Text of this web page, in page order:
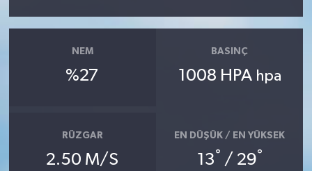
NEM
%27
BASINÇ
1008 HPA hpa
RÜZGAR
2.50 M/S
EN DÜŞÜK / EN YÜKSEK
13° / 29°